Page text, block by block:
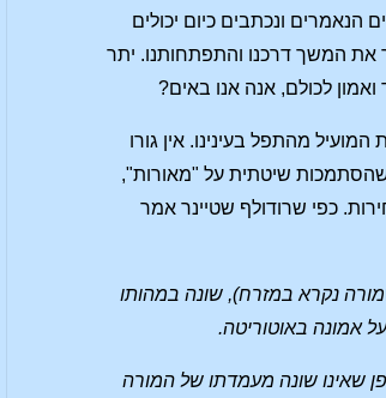
הנאמרים ונכתבים כיום יכולים
את המשך דרכנו והתפתחותנו. יתר
לכולם, אנה אנו באים?
מהתפל בעינינו. אין גורו
שהסתמכות שיטתית על "מאורות",
כפי שרודולף שטיינר אמר
נקרא במזרח), שונה במהותו
אמונה באוטוריטה.
שאינו שונה מעמדתו של המורה